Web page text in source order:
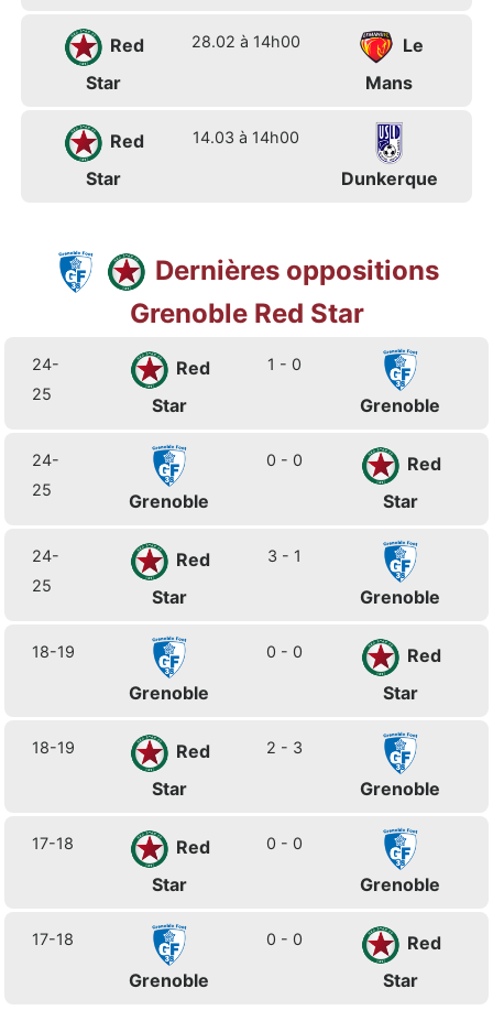
Red
Star
28.02 à 14h00
Le
Mans
Red
Star
14.03 à 14h00
Dunkerque
Dernières oppositions
Grenoble Red Star
24-
25
Red
Star
1 - 0
Grenoble
24-
25
Grenoble
0 - 0
Red
Star
24-
25
Red
Star
3 - 1
Grenoble
18-19
Grenoble
0 - 0
Red
Star
18-19
Red
Star
2 - 3
Grenoble
17-18
Red
Star
0 - 0
Grenoble
17-18
Grenoble
0 - 0
Red
Star